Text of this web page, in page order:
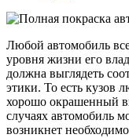
Любой автомобиль
уровня жизни его
должна выглядеть
этики. То есть
хорошо окрашенный
случаях автомобиль
возникнет